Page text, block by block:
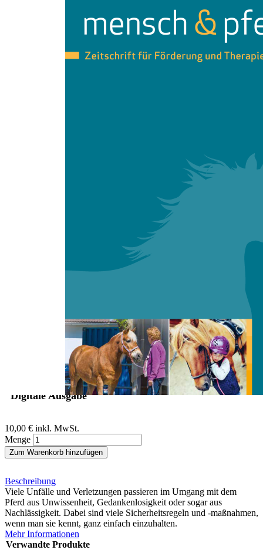
Zum Anfang der Bildergalerie springen
Sicherheitsmaßnahmen beim
Longieren
Digitale Ausgabe
10,00 € inkl. MwSt.
Menge
Zum Warenkorb hinzufügen
Beschreibung
Viele Unfälle und Verletzungen passieren im Umgang mit dem
Pferd aus Unwissenheit, Gedankenlosigkeit oder sogar aus
Nachlässigkeit. Dabei sind viele Sicherheitsregeln und -maßnahmen,
wenn man sie kennt, ganz einfach einzuhalten.
Mehr Informationen
Verwandte Produkte